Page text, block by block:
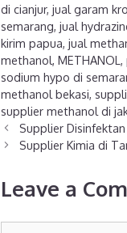
di cianjur, jual garam
semarang, jual
kirim papua, jual
methanol, METHANOL ,
sodium hypo di
methanol bekasi,
supplier methanol di
Supplier
Supplier Kimia di
Leave a